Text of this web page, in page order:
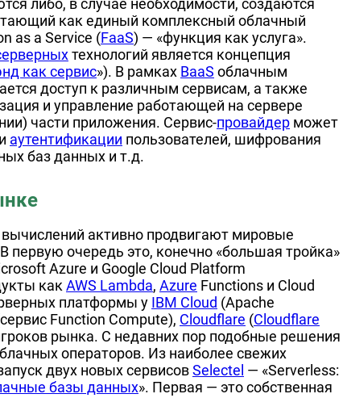
либо, в случае необходимости, создаются
как единый комплексный облачный
as a Service (FaaS) — «функция как услуга».
технологий является концепция
как сервис»). В рамках BaaS облачным
доступ к различным сервисам, а также
и управление работающей на сервере
части приложения. Сервис-провайдер может
аутентификации пользователей, шифрования
баз данных и т.д.
активно продвигают мировые
первую очередь это, конечно «большая тройка»
Azure и Google Cloud Platform
как AWS Lambda, Azure Functions и Cloud
платформы у IBM Cloud (Apache
Function Compute), Cloudflare (Cloudflare
рынка. С недавних пор подобные решения
операторов. Из наиболее свежих
двух новых сервисовSelectel — «Serverless:
базы данных». Первая — это собственная